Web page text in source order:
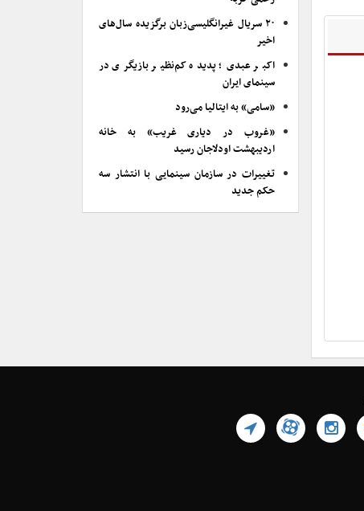
۲۰ سریال غیرانگلیسی‌زبان برگزیده سال‌های
اخیر
اکبر عبدی؛ پدیده کم‌نظیر بازیگری در
سینمای ایران
«سامی» به ایتالیا می‌رود
«غروب در دیاری غریب» به خانه
اردیبهشت اودلاجان رسید
تغییرات در سازمان سینمایی با انتشار سه
حکم جدید